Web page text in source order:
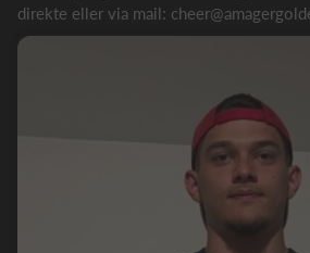
direkte eller via mail: